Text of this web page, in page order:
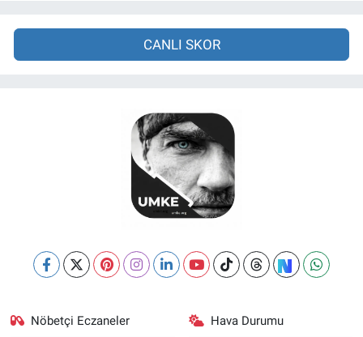
CANLI SKOR
Nöbetçi Eczaneler Hava Durumu